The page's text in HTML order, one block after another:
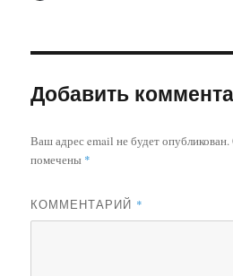
Добавить
Ваш адрес email не будет опубликован.
помечены *
КОММЕНТАРИЙ *